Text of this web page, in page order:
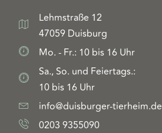
Lehmstraße 12
47059 Duisburg
Mo. - Fr.: 10 bis 16 Uhr
Sa., So. und Feiertags.:
10 bis 16 Uhr
info@duisburger-tierheim.de
0203 9355090